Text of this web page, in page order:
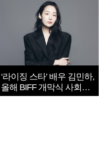
‘라이징 스타’ 배우 김민하,
올해 BIFF 개막식 사회자
확정